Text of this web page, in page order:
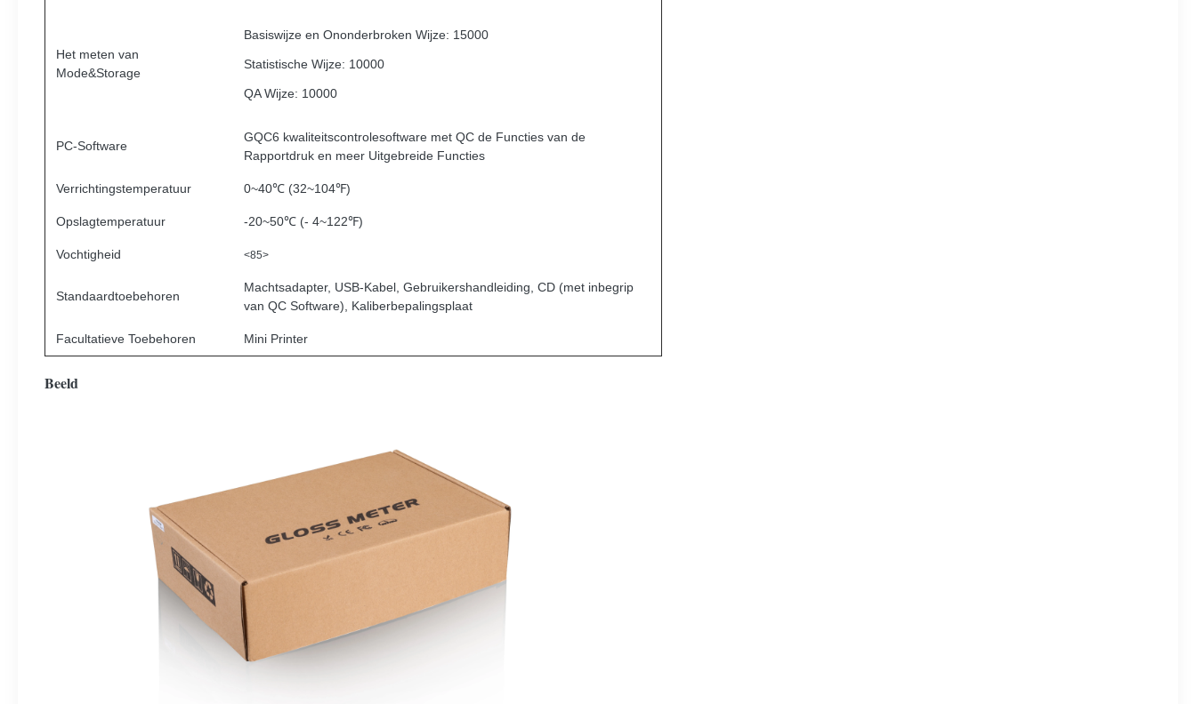
Het meten van
Mode&Storage
Basiswijze en Ononderbroken Wijze: 15000
Statistische Wijze: 10000
QA Wijze: 10000
PC-Software
GQC6 kwaliteitscontrolesoftware met QC de Functies van de
Rapportdruk en meer Uitgebreide Functies
Verrichtingstemperatuur 0~40℃ (32~104℉)
Opslagtemperatuur -20~50℃ (- 4~122℉)
Vochtigheid <85>
Standaardtoebehoren
Machtsadapter, USB-Kabel, Gebruikershandleiding, CD (met inbegrip
van QC Software), Kaliberbepalingsplaat
Facultatieve Toebehoren Mini Printer
Beeld